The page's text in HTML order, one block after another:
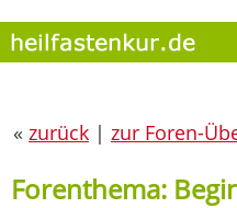
« zurück | zur Foren-
Forenthema: